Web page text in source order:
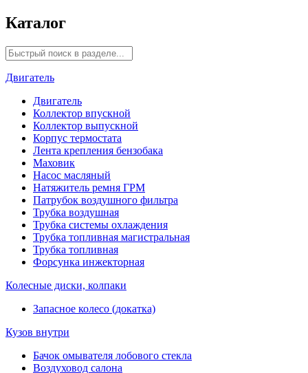
Каталог
Двигатель
Двигатель
Коллектор впускной
Коллектор выпускной
Корпус термостата
Лента крепления бензобака
Маховик
Насос масляный
Натяжитель ремня ГРМ
Патрубок воздушного фильтра
Трубка воздушная
Трубка системы охлаждения
Трубка топливная магистральная
Трубка топливная
Форсунка инжекторная
Колесные диски, колпаки
Запасное колесо (докатка)
Кузов внутри
Бачок омывателя лобового стекла
Воздуховод салона